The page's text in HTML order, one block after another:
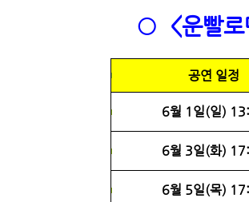
○ <운빨로
공연 일정
6월 1일(일)
6월 3일(화)
6월 5일(목)